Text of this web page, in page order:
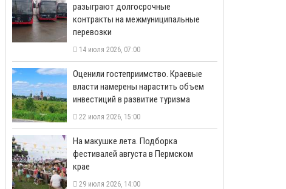
разыграют долгосрочные
контракты на межмуниципальные
перевозки
14 июля 2026, 07:00
Оценили гостеприимство. Краевые
власти намерены нарастить объем
инвестиций в развитие туризма
22 июля 2026, 15:00
На макушке лета. Подборка
фестивалей августа в Пермском
крае
29 июля 2026, 14:00